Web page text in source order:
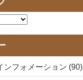
ンフォメーション (90)